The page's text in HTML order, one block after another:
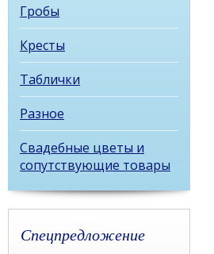
Гробы
Кресты
Таблички
Разное
Свадебные цветы и
сопутствующие товары
Спецпредложение